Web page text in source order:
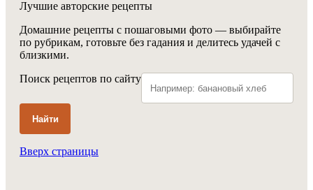
Лучшие авторские рецепты
Домашние рецепты с пошаговыми фото — выбирайте
по рубрикам, готовьте без гадания и делитесь удачей с
близкими.
Поиск рецептов по сайту
Найти
Вверх страницы